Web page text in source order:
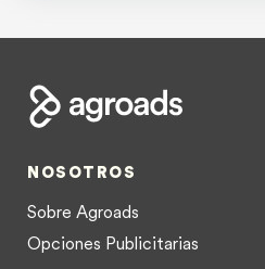
NOSOTROS
Sobre Agroads
Opciones Publicitarias